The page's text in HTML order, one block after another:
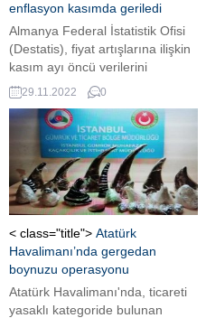
enflasyon kasımda geriledi
Almanya Federal İstatistik Ofisi
(Destatis), fiyat artışlarına ilişkin
kasım ayı öncü verilerini
açıkladı.
29.11.2022 0
< class="title"> Atatürk
Havalimanı’nda gergedan
boynuzu operasyonu
Atatürk Havalimanı'nda, ticareti
yasaklı kategoride bulunan